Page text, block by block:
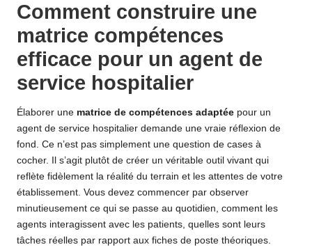
Comment construire une
matrice compétences
efficace pour un agent de
service hospitalier
Élaborer une matrice de compétences adaptée pour un
agent de service hospitalier demande une vraie réflexion de
fond. Ce n’est pas simplement une question de cases à
cocher. Il s’agit plutôt de créer un véritable outil vivant qui
reflète fidèlement la réalité du terrain et les attentes de votre
établissement. Vous devez commencer par observer
minutieusement ce qui se passe au quotidien, comment les
agents interagissent avec les patients, quelles sont leurs
tâches réelles par rapport aux fiches de poste théoriques.